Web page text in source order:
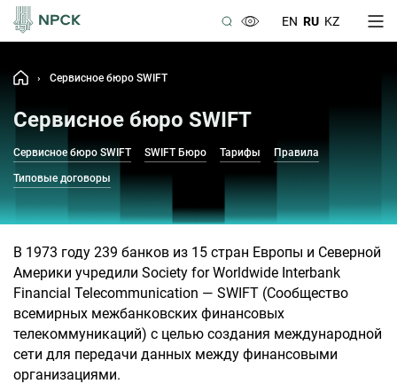
EN RU KZ
› Сервисное бюро SWIFT
Сервисное бюро SWIFT
Сервисное бюро SWIFT SWIFT Бюро Тарифы Правила
Типовые договоры
В 1973 году 239 банков из 15 стран Европы и Северной
Америки учредили Society for Worldwide Interbank
Financial Telecommunication — SWIFT (Сообщество
всемирных межбанковских финансовых
телекоммуникаций) с целью создания международной
сети для передачи данных между финансовыми
организациями.